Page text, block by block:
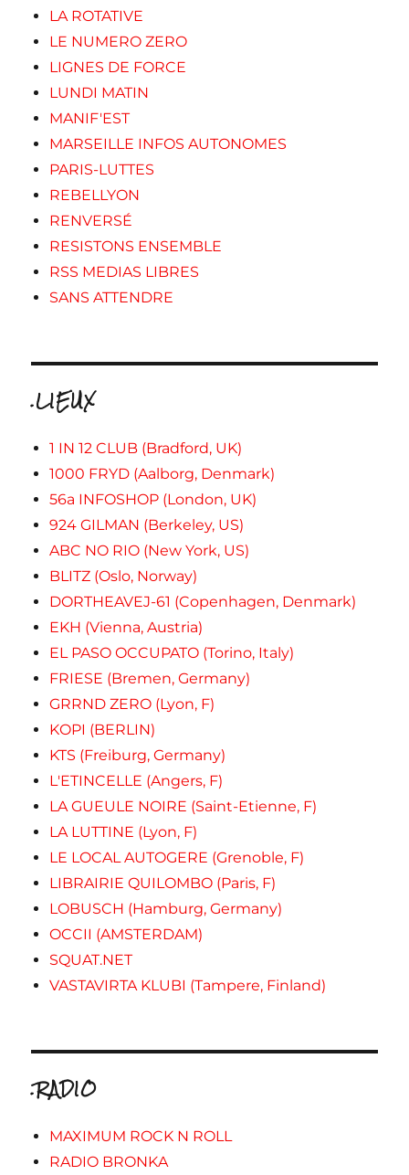
LA ROTATIVE
LE NUMERO ZERO
LIGNES DE FORCE
LUNDI MATIN
MANIF'EST
MARSEILLE INFOS AUTONOMES
PARIS-LUTTES
REBELLYON
RENVERSÉ
RESISTONS ENSEMBLE
RSS MEDIAS LIBRES
SANS ATTENDRE
.LIEUX
1 IN 12 CLUB (Bradford, UK)
1000 FRYD (Aalborg, Denmark)
56a INFOSHOP (London, UK)
924 GILMAN (Berkeley, US)
ABC NO RIO (New York, US)
BLITZ (Oslo, Norway)
DORTHEAVEJ-61 (Copenhagen, Denmark)
EKH (Vienna, Austria)
EL PASO OCCUPATO (Torino, Italy)
FRIESE (Bremen, Germany)
GRRND ZERO (Lyon, F)
KOPI (BERLIN)
KTS (Freiburg, Germany)
L'ETINCELLE (Angers, F)
LA GUEULE NOIRE (Saint-Etienne, F)
LA LUTTINE (Lyon, F)
LE LOCAL AUTOGERE (Grenoble, F)
LIBRAIRIE QUILOMBO (Paris, F)
LOBUSCH (Hamburg, Germany)
OCCII (AMSTERDAM)
SQUAT.NET
VASTAVIRTA KLUBI (Tampere, Finland)
.RADIO
MAXIMUM ROCK N ROLL
RADIO BRONKA